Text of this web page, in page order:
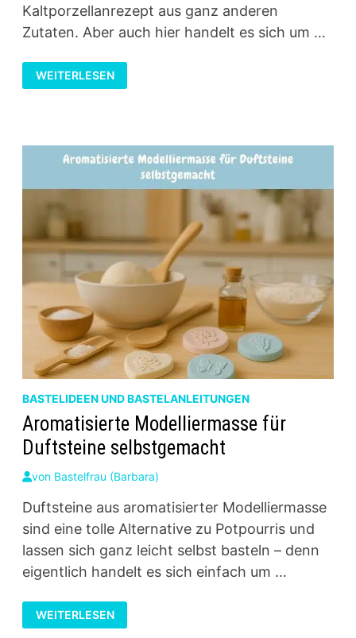
Kaltporzellanrezept aus ganz anderen
Zutaten. Aber auch hier handelt es sich um …
KALTPORZELLANREZEPTE
UND
BASTELIDEEN
WEITERLESEN
BASTELIDEEN UND BASTELANLEITUNGEN
Aromatisierte Modelliermasse für
Duftsteine selbstgemacht
von Bastelfrau (Barbara)
Duftsteine aus aromatisierter Modelliermasse
sind eine tolle Alternative zu Potpourris und
lassen sich ganz leicht selbst basteln – denn
eigentlich handelt es sich einfach um …
AROMATISIERTE
MODELLIERMASSE
FÜR
WEITERLESEN